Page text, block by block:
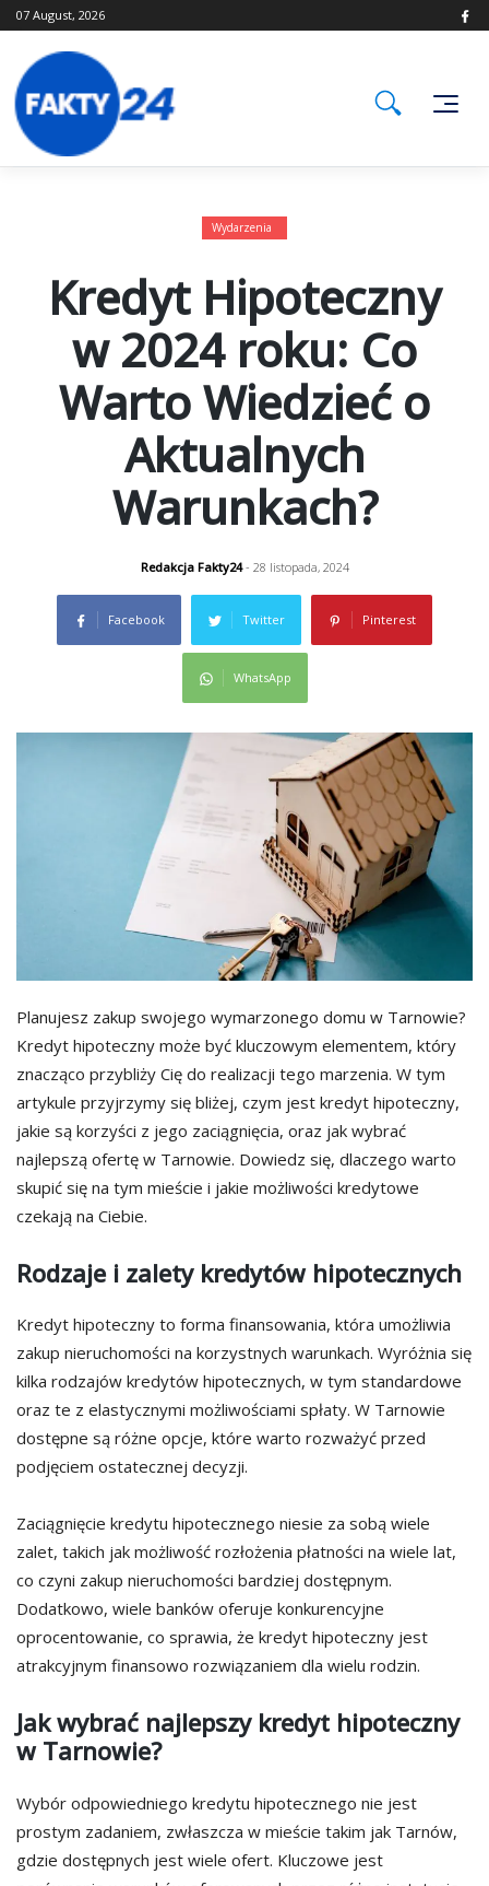
Skip
to
07 August, 2026
Wydarzenia
Kredyt Hipoteczny
w 2024 roku: Co
Warto Wiedzieć o
Aktualnych
Warunkach?
Redakcja Fakty24- 28 listopada, 2024
Facebook Twitter Pinterest
WhatsApp
Planujesz zakup swojego wymarzonego domu w Tarnowie?
Kredyt hipoteczny może być kluczowym elementem, który
znacząco przybliży Cię do realizacji tego marzenia. W tym
artykule przyjrzymy się bliżej, czym jest kredyt hipoteczny,
jakie są korzyści z jego zaciągnięcia, oraz jak wybrać
najlepszą ofertę w Tarnowie. Dowiedz się, dlaczego warto
skupić się na tym mieście i jakie możliwości kredytowe
czekają na Ciebie.
Rodzaje i zalety kredytów hipotecznych
Kredyt hipoteczny to forma finansowania, która umożliwia
zakup nieruchomości na korzystnych warunkach. Wyróżnia się
kilka rodzajów kredytów hipotecznych, w tym standardowe
oraz te z elastycznymi możliwościami spłaty. W Tarnowie
dostępne są różne opcje, które warto rozważyć przed
podjęciem ostatecznej decyzji.
Zaciągnięcie kredytu hipotecznego niesie za sobą wiele
zalet, takich jak możliwość rozłożenia płatności na wiele lat,
co czyni zakup nieruchomości bardziej dostępnym.
Dodatkowo, wiele banków oferuje konkurencyjne
oprocentowanie, co sprawia, że kredyt hipoteczny jest
atrakcyjnym finansowo rozwiązaniem dla wielu rodzin.
Jak wybrać najlepszy kredyt hipoteczny
w Tarnowie?
Wybór odpowiedniego kredytu hipotecznego nie jest
prostym zadaniem, zwłaszcza w mieście takim jak Tarnów,
gdzie dostępnych jest wiele ofert. Kluczowe jest